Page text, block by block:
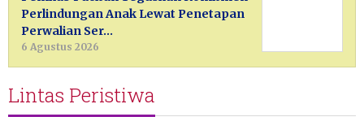
Perlindungan Anak Lewat Penetapan
Perwalian Ser…
6 Agustus 2026
Lintas Peristiwa